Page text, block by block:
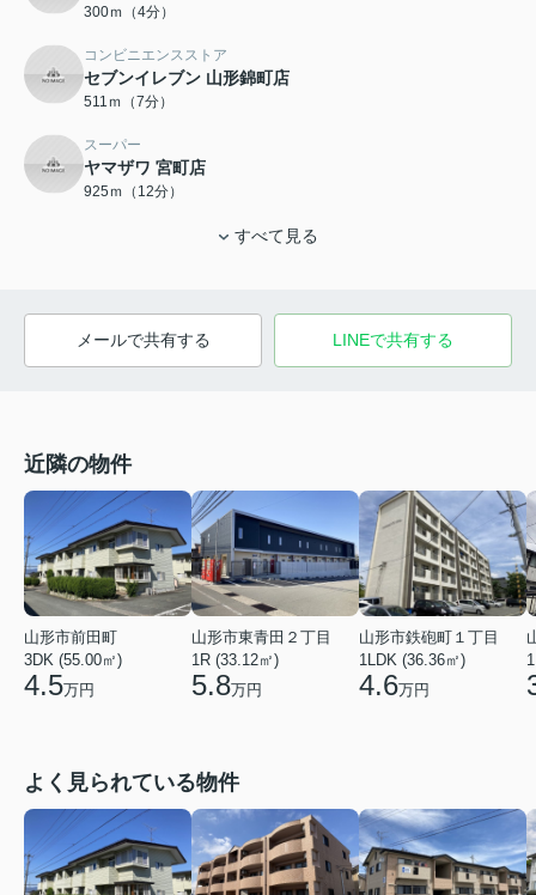
300ｍ（4分）
コンビニエンスストア
セブンイレブン 山形錦町店
511ｍ（7分）
スーパー
ヤマザワ 宮町店
925ｍ（12分）
すべて見る
メールで共有する LINEで共有する
近隣の物件
山形市前田町
3DK (55.00㎡)
4.5万円
山形市東青田２丁目
1R (33.12㎡)
5.8万円
山形市鉄砲町１丁目
1LDK (36.36㎡)
4.6万円
よく見られている物件